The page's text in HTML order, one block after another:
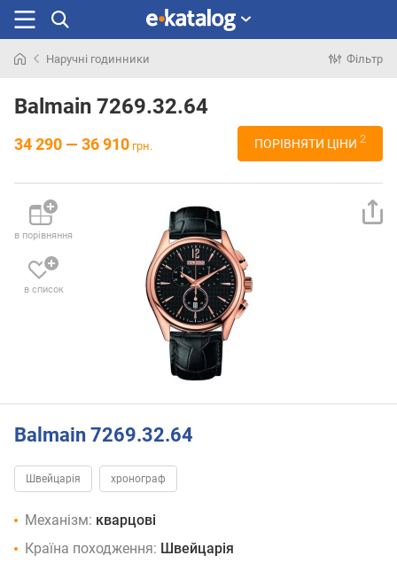
раніше
Наручні годинники Фільтр
Balmain 7269.32.64
34 290 — 36 910 грн. ПОРІВНЯТИ ЦІНИ 2
в порівняння
в список
Balmain 7269.32.64
Швейцарія хронограф
Механізм: кварцові
Країна походження: Швейцарія